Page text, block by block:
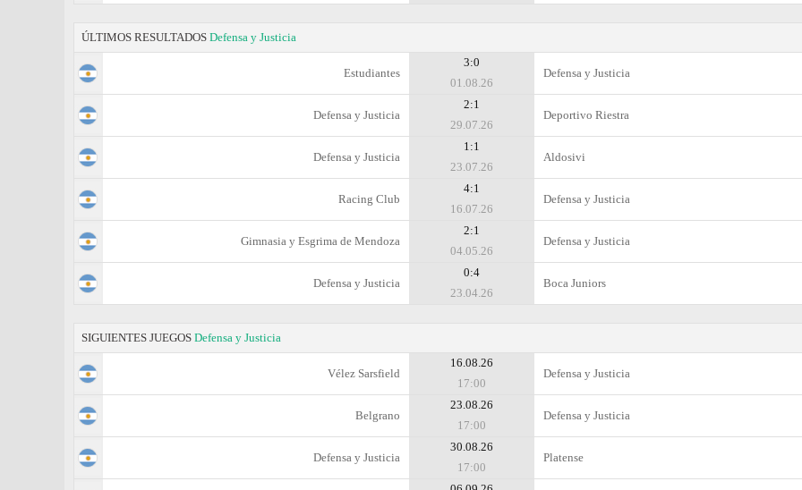
ÚLTIMOS RESULTADOS Defensa y Justicia
Estudiantes
3:0
01.08.26
Defensa y Justicia
Defensa y Justicia
2:1
29.07.26
Deportivo Riestra
Defensa y Justicia
1:1
23.07.26
Aldosivi
Racing Club
4:1
16.07.26
Defensa y Justicia
Gimnasia y Esgrima de Mendoza
2:1
04.05.26
Defensa y Justicia
Defensa y Justicia
0:4
23.04.26
Boca Juniors
SIGUIENTES JUEGOS Defensa y Justicia
Vélez Sarsfield
16.08.26
17:00
Defensa y Justicia
Belgrano
23.08.26
17:00
Defensa y Justicia
Defensa y Justicia
30.08.26
17:00
Platense